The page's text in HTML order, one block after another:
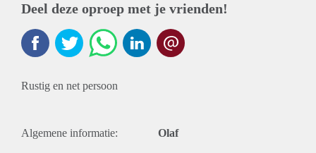
Deel deze oproep met je vrienden!
Rustig en net persoon
Algemene informatie: Olaf